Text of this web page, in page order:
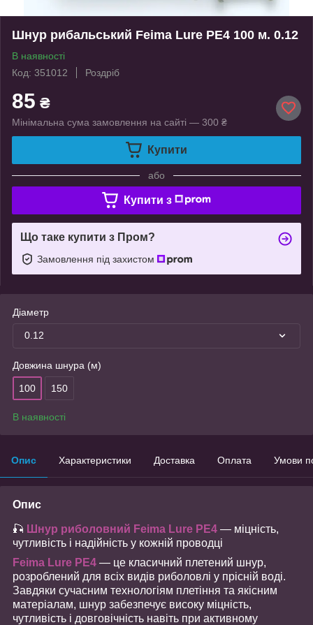
Шнур рибальський Feima Lure PE4 100 м. 0.12
В наявності
Код: 351012
Роздріб
85 ₴
Мінімальна сума замовлення на сайті — 300 ₴
Купити
або
Купити з
Що таке купити з Пром?
Замовлення під захистом
Діаметр
0.12
Довжина шнура (м)
100 150
В наявності
Опис Характеристики Доставка Оплата Умови
Опис
🎣 Шнур риболовний Feima Lure PE4 — міцність,
чутливість і надійність у кожній проводці
Feima Lure PE4 — це класичний плетений шнур,
розроблений для всіх видів риболовлі у прісній воді.
Завдяки сучасним технологіям плетіння та якісним
матеріалам, шнур забезпечує високу міцність,
чутливість і довговічність навіть при активному